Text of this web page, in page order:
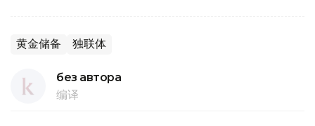
黄金储备 独联体
без автора
编译